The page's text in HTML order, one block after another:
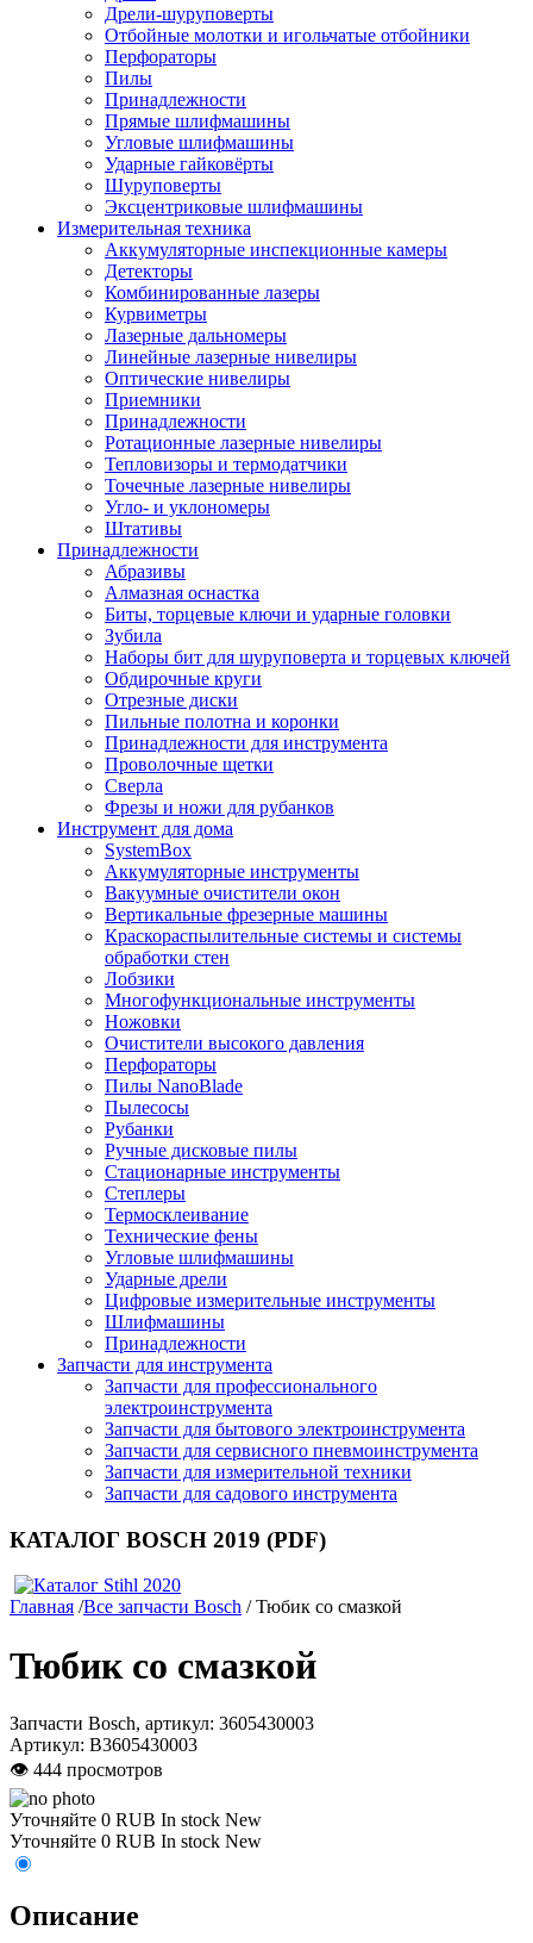
Дрели-шуруповерты
Отбойные молотки и игольчатые отбойники
Перфораторы
Пилы
Принадлежности
Прямые шлифмашины
Угловые шлифмашины
Ударные гайковёрты
Шуруповерты
Эксцентриковые шлифмашины
Измерительная техника
Аккумуляторные инспекционные камеры
Детекторы
Комбинированные лазеры
Курвиметры
Лазерные дальномеры
Линейные лазерные нивелиры
Оптические нивелиры
Приемники
Принадлежности
Ротационные лазерные нивелиры
Тепловизоры и термодатчики
Точечные лазерные нивелиры
Угло- и уклономеры
Штативы
Принадлежности
Абразивы
Алмазная оснастка
Биты, торцевые ключи и ударные головки
Зубила
Наборы бит для шуруповерта и торцевых ключей
Обдирочные круги
Отрезные диски
Пильные полотна и коронки
Принадлежности для инструмента
Проволочные щетки
Сверла
Фрезы и ножи для рубанков
Инструмент для дома
SystemBox
Аккумуляторные инструменты
Вакуумные очистители окон
Вертикальные фрезерные машины
Краскораспылительные системы и системы
обработки стен
Лобзики
Многофункциональные инструменты
Ножовки
Очистители высокого давления
Перфораторы
Пилы NanoBlade
Пылесосы
Рубанки
Ручные дисковые пилы
Стационарные инструменты
Степлеры
Термосклеивание
Технические фены
Угловые шлифмашины
Ударные дрели
Цифровые измерительные инструменты
Шлифмашины
Принадлежности
Запчасти для инструмента
Запчасти для профессионального
электроинструмента
Запчасти для бытового электроинструмента
Запчасти для сервисного пневмоинструмента
Запчасти для измерительной техники
Запчасти для садового инструмента
КАТАЛОГ BOSCH 2019 (PDF)
Главная /Все запчасти Bosch / Тюбик со смазкой
Тюбик со смазкой
Запчасти Bosch, артикул: 3605430003
Артикул: B3605430003
👁 444 просмотров
Уточняйте 0 RUB In stock New
Уточняйте 0 RUB In stock New
Описание